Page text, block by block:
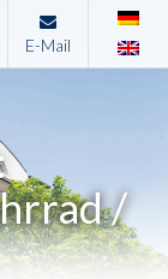
E-Mail
/